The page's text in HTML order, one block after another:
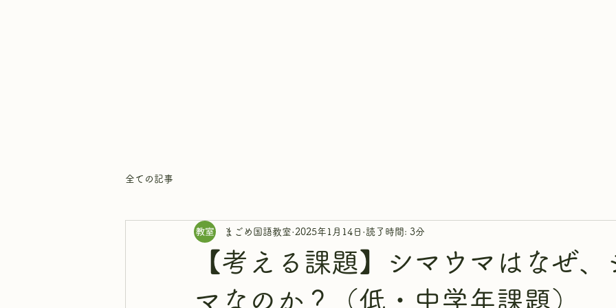
全ての記事
【考える課題】シマウマはなぜ、
マなのか？（低・中学年課題）
まごめ国語教室 2025年1月14日 読了時間: 3分